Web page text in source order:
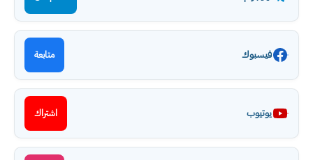
فيسبوك متابعة
يوتيوب اشتراك